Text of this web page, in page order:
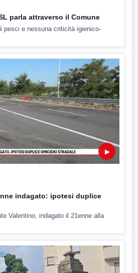
parla attraverso il Comune
pesci e nessuna criticità igienico-
▶
indagato: ipotesi duplice
Valentino, indagato il 21enne alla